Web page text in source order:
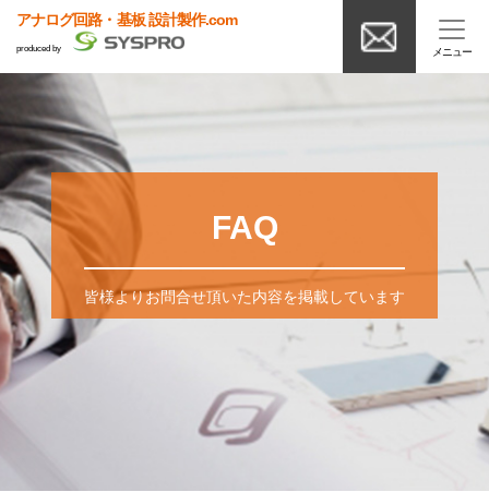
アナログ回路・基板 設計製作.com
produced by
FAQ
皆様よりお問合せ頂いた内容を掲載しています